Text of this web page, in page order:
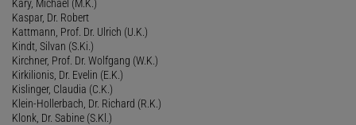
Kary, Michael (M.K.)
Kaspar, Dr. Robert
Kattmann, Prof. Dr. Ulrich (U.K.)
Kindt, Silvan (S.Ki.)
Kirchner, Prof. Dr. Wolfgang (W.K.)
Kirkilionis, Dr. Evelin (E.K.)
Kislinger, Claudia (C.K.)
Klein-Hollerbach, Dr. Richard (R.K.)
Klonk, Dr. Sabine (S.Kl.)